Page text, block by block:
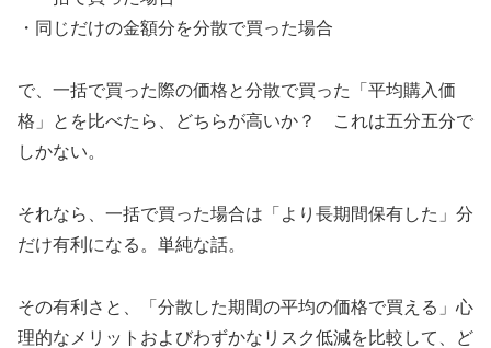
・同じだけの金額分を分散で買った場合
で、一括で買った際の価格と分散で買った「平均購入価
格」とを比べたら、どちらが高いか？ これは五分五分で
しかない。
それなら、一括で買った場合は「より長期間保有した」分
だけ有利になる。単純な話。
その有利さと、「分散した期間の平均の価格で買える」心
理的なメリットおよびわずかなリスク低減を比較して、ど